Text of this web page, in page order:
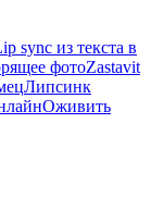
sync из текста в
фотоZastavit
Липсинк
Оживить